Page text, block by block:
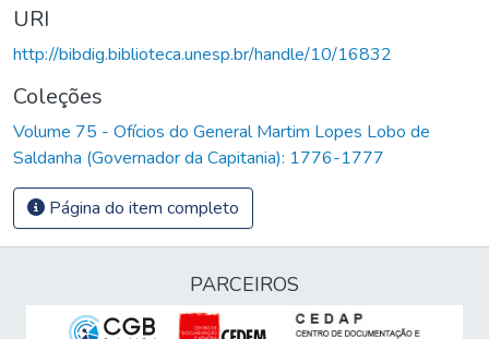
URI
http://bibdig.biblioteca.unesp.br/handle/10/16832
Coleções
Volume 75 - Ofícios do General Martim Lopes Lobo de
Saldanha (Governador da Capitania): 1776-1777
Página do item completo
PARCEIROS